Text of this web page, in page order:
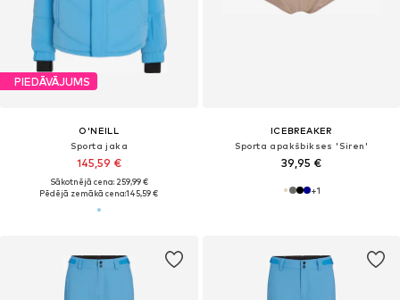
PIEDĀVĀJUMS
O'NEILL
Sporta jaka
145,59 €
Sākotnējā cena: 259,99 €
Pēdējā zemākā cena:145,59 €
ICEBREAKER
Sporta apakšbikses 'Siren'
39,95 €
+1